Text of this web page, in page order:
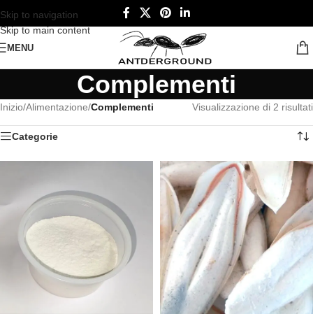
Skip to navigation
Skip to main content
MENU
Complementi
Inizio/Alimentazione/Complementi Visualizzazione di 2 risultati
Categorie